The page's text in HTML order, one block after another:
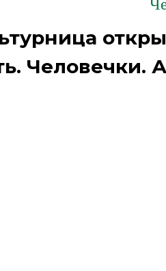
Человечки.